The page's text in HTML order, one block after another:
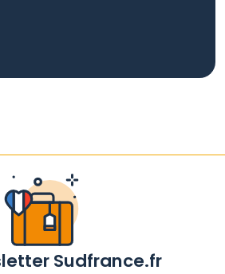
Sudfrance.fr